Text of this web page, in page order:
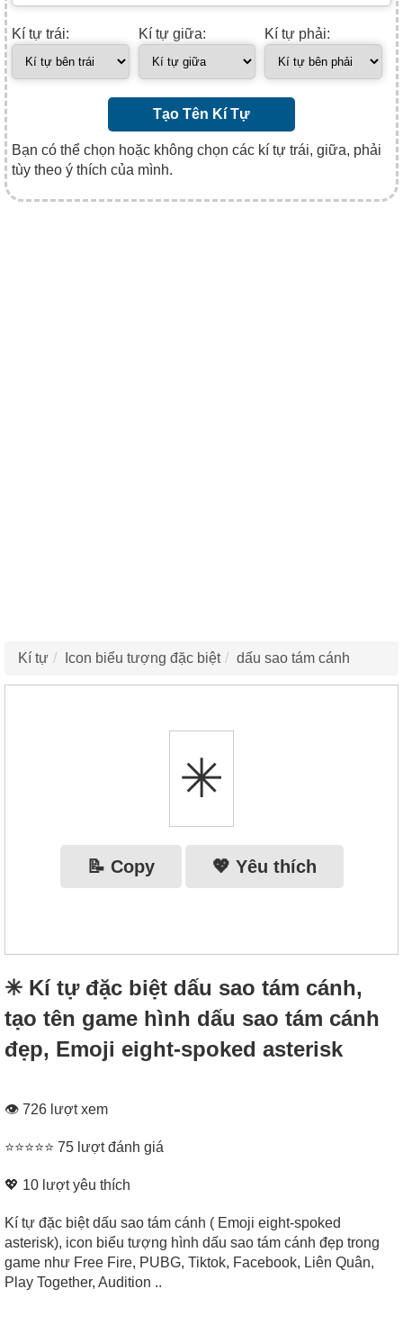
Kí tự trái: Kí tự giữa: Kí tự phải:
Tạo Tên Kí Tự
Bạn có thể chọn hoặc không chọn các kí tự trái, giữa, phải
tùy theo ý thích của mình.
Kí tự Icon biểu tượng đặc biệt dấu sao tám cánh
✳
📝 Copy 💖 Yêu thích
✳ Kí tự đặc biệt dấu sao tám cánh,
tạo tên game hình dấu sao tám cánh
đẹp, Emoji eight-spoked asterisk
👁 726 lượt xem
⭐⭐⭐⭐⭐ 75 lượt đánh giá
💖 10 lượt yêu thích
Kí tự đặc biệt dấu sao tám cánh ( Emoji eight-spoked
asterisk), icon biểu tượng hình dấu sao tám cánh đẹp trong
game như Free Fire, PUBG, Tiktok, Facebook, Liên Quân,
Play Together, Audition ..